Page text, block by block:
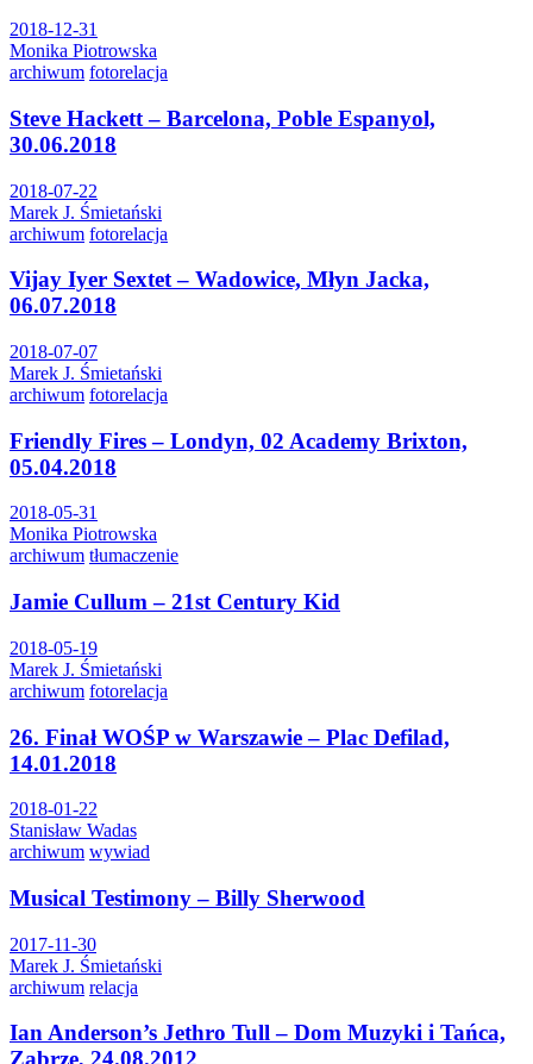
2018-12-31
Monika Piotrowska
archiwum fotorelacja
Steve Hackett – Barcelona, Poble Espanyol,
30.06.2018
2018-07-22
Marek J. Śmietański
archiwum fotorelacja
Vijay Iyer Sextet – Wadowice, Młyn Jacka,
06.07.2018
2018-07-07
Marek J. Śmietański
archiwum fotorelacja
Friendly Fires – Londyn, 02 Academy Brixton,
05.04.2018
2018-05-31
Monika Piotrowska
archiwum tłumaczenie
Jamie Cullum – 21st Century Kid
2018-05-19
Marek J. Śmietański
archiwum fotorelacja
26. Finał WOŚP w Warszawie – Plac Defilad,
14.01.2018
2018-01-22
Stanisław Wadas
archiwum wywiad
Musical Testimony – Billy Sherwood
2017-11-30
Marek J. Śmietański
archiwum relacja
Ian Anderson’s Jethro Tull – Dom Muzyki i Tańca,